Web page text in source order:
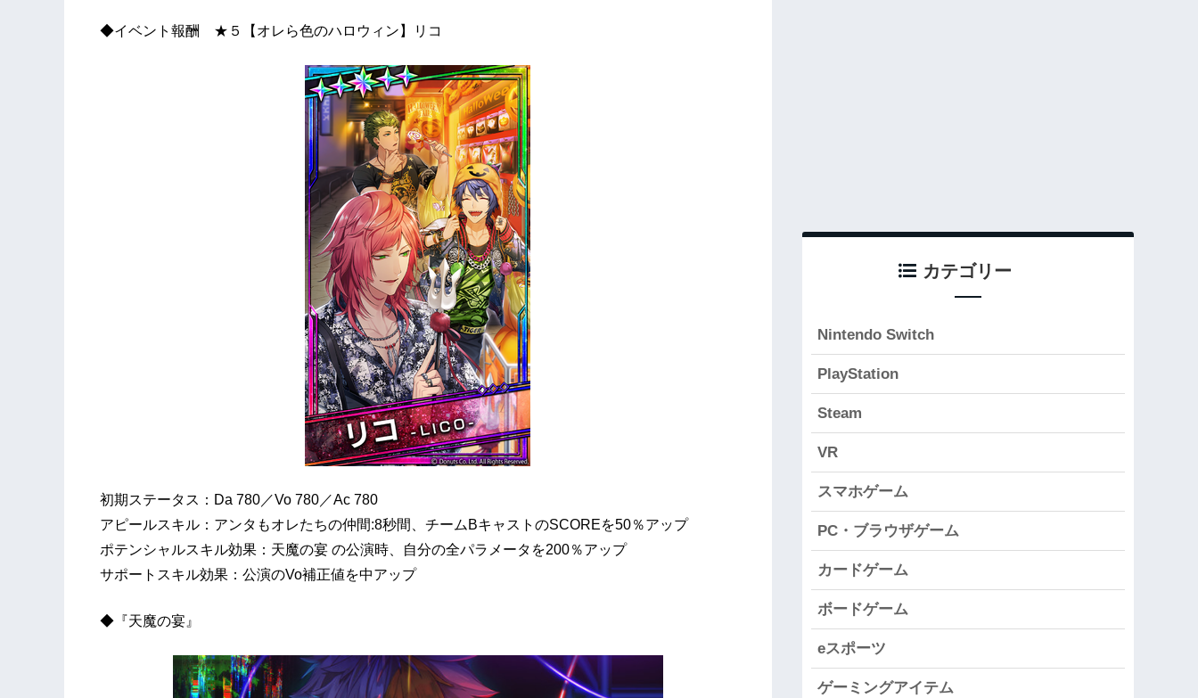
◆イベント報酬 ★５【オレら色のハロウィン】リコ
初期ステータス：Da 780／Vo 780／Ac 780
アピールスキル：アンタもオレたちの仲間:8秒間、チームBキャストのSCOREを50％アップ
ポテンシャルスキル効果：天魔の宴 の公演時、自分の全パラメータを200％アップ
サポートスキル効果：公演のVo補正値を中アップ
◆『天魔の宴』
カテゴリー
Nintendo Switch
PlayStation
Steam
VR
スマホゲーム
PC・ブラウザゲーム
カードゲーム
ボードゲーム
eスポーツ
ゲーミングアイテム